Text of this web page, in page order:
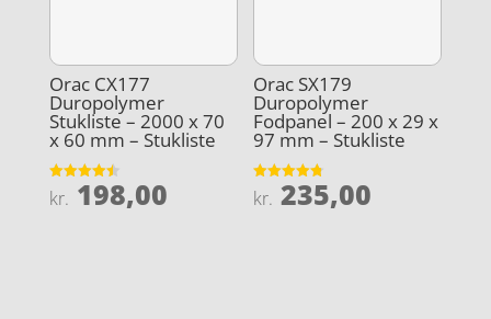
Orac CX177
Duropolymer
Stukliste – 2000 x 70
x 60 mm – Stukliste
Vurderet
4.5
kr. 198,00
Orac SX179
Duropolymer
Fodpanel – 200 x 29 x
97 mm – Stukliste
Vurderet
4.8
kr. 235,00